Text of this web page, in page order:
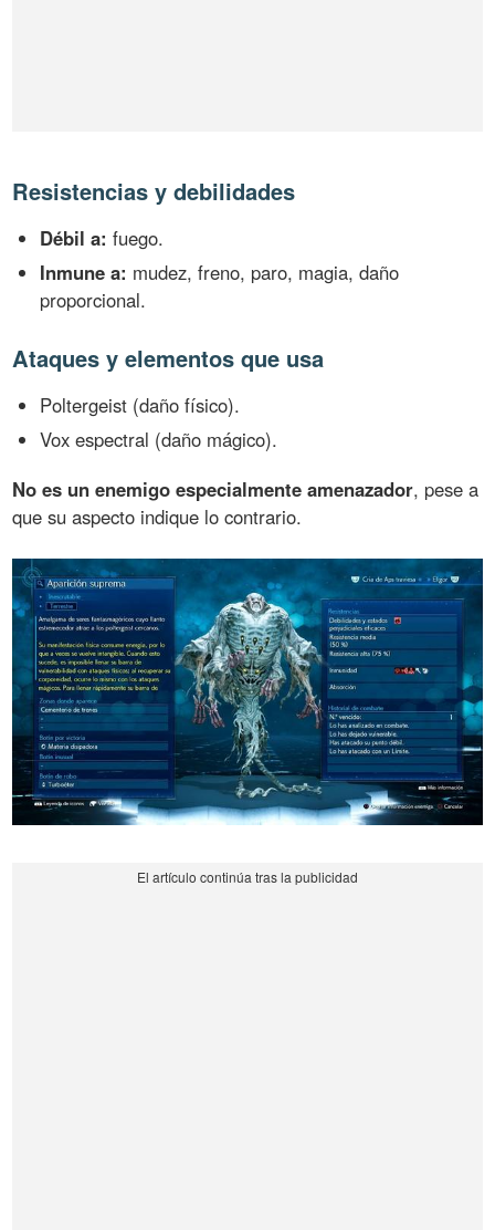
Resistencias y debilidades
Débil a: fuego.
Inmune a: mudez, freno, paro, magia, daño
proporcional.
Ataques y elementos que usa
Poltergeist (daño físico).
Vox espectral (daño mágico).
No es un enemigo especialmente amenazador, pese a
que su aspecto indique lo contrario.